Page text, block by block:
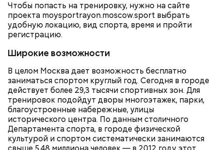
Чтобы попасть на тренировку, нужно на сайте
проекта moysportrayon.moscow.sport выбрать
удобную локацию, вид спорта, время и пройти
регистрацию.
Широкие возможности
В целом Москва дает возможность бесплатно
заниматься спортом круглый год. Сегодня в городе
действует более 29,3 тысячи спортивных зон. Для
тренировок подойдут дворы многоэтажек, парки,
благоустроенные набережные, улицы
исторического центра. По данным столичного
Департамента спорта, в городе физической
культурой и спортом систематически занимаются
Партер, «Музеон», Нескучный сад и Воробьевы
горы. В Партере часто проводят фестивали или
концерты, отмечают День города, День Победы, а
зимой заливают каток.
А что вас раздражает в других пассажирах?
Присылайте свои ответы и участвуйте в опросе
«ВМ» вTelegram-каналеи на странице в соцсети